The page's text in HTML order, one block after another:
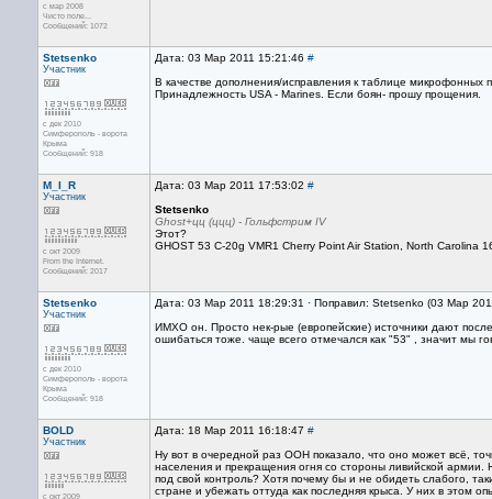
с мар 2008
Чисто поле...
Сообщений: 1072
Stetsenko
Участник
с дек 2010
Симферополь - ворота
Крыма
Сообщений: 918
Дата: 03 Мар 2011 15:21:46 #
В качестве дополнения/исправления к таблице
Принадлежность USA - Mаrinеs. Если боян- прошу прощения.
M_I_R
Участник
с окт 2009
From the Internet.
Сообщений: 2017
Дата: 03 Мар 2011 17:53:02 #
Stetsenko
Ghost+цц (ццц) - Гольфстрим IV
Этот?
GHOST 53 C-20g VMR1 Cherry Point Air Station, North Carolina
Stetsenko
Участник
с дек 2010
Симферополь - ворота
Крыма
Сообщений: 918
Дата: 03 Мар 2011 18:29:31 · Поправил: Stetsenko (03 Мар
ИМХО он. Просто нек-рые (европейские) источники дают
ошибаться тоже. чаще всего отмечался как "53" , значит мы
BOLD
Участник
с окт 2009
Дата: 18 Мар 2011 16:18:47 #
Ну вот в очередной раз ООН показало, что оно может всё,
населения и прекращения огня со стороны ливийской
под свой контроль? Хотя почему бы и не обидеть слабого,
стране и убежать оттуда как последняя крыса. У них в этом